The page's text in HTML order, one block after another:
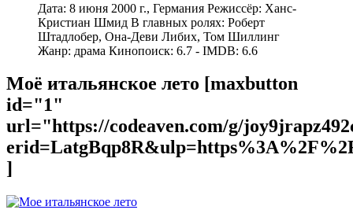
Дата: 8 июня 2000 г., Германия Режиссёр: Ханс-
Кристиан Шмид В главных ролях: Роберт
Штадлобер, Она-Деви Либих, Том Шиллинг
Жанр: драма Кинопоиск: 6.7 - IMDB: 6.6
Моё итальянское лето [maxbutton
id="1"
url="https://codeaven.com/g/
]